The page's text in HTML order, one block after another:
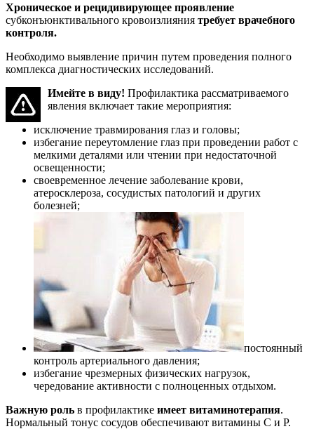
Хроническое и рецидивирующее проявление
субконъюнктивального кровоизлияния требует врачебного
контроля.
Необходимо выявление причин путем проведения полного
комплекса диагностических исследований.
Имейте в виду! Профилактика рассматриваемого
явления включает такие мероприятия:
исключение травмирования глаз и головы;
избегание переутомление глаз при проведении работ с
мелкими деталями или чтении при недостаточной
освещенности;
своевременное лечение заболевание крови,
атеросклероза, сосудистых патологий и других
болезней;
постоянный
контроль артериального давления;
избегание чрезмерных физических нагрузок,
чередование активности с полноценных отдыхом.
Важную роль в профилактике имеет витаминотерапия.
Нормальный тонус сосудов обеспечивают витамины С и Р.